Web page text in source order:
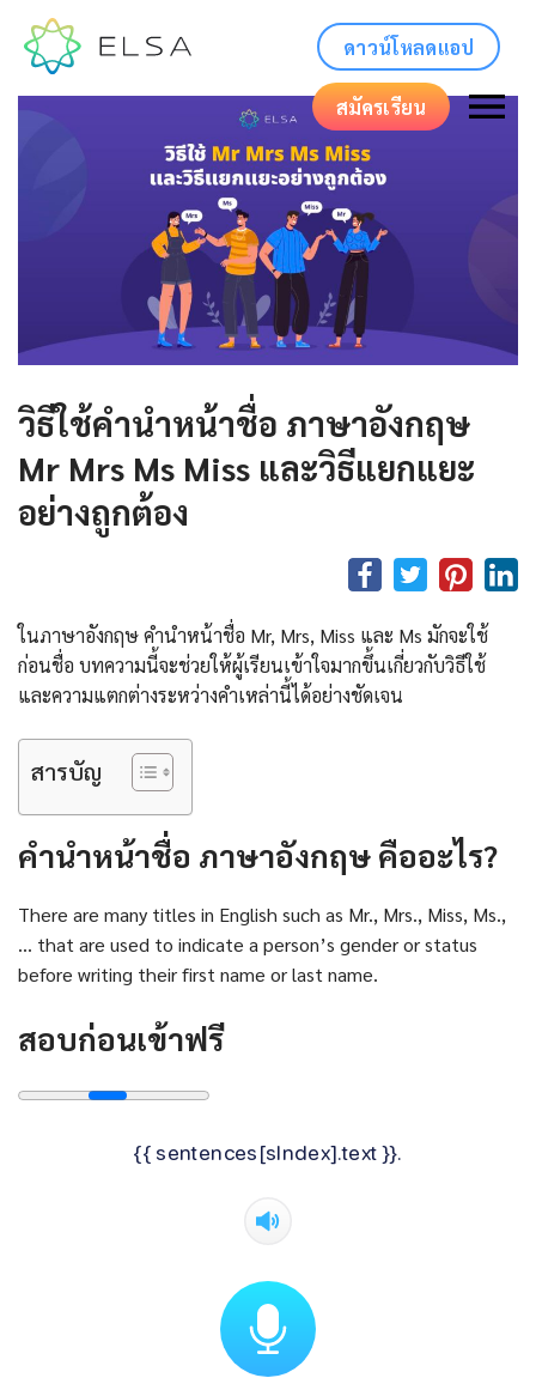
ดาวน์โหลดแอป
สมัครเรียน
วิธีใช้คํานําหน้าชื่อ ภาษาอังกฤษ
Mr Mrs Ms Miss และวิธีแยกแยะ
อย่างถูกต้อง
ในภาษาอังกฤษ คํานําหน้าชื่อ Mr, Mrs, Miss และ Ms มักจะใช้
ก่อนชื่อ บทความนี้จะช่วยให้ผู้เรียนเข้าใจมากขึ้นเกี่ยวกับวิธีใช้
และความแตกต่างระหว่างคำเหล่านี้ได้อย่างชัดเจน
สารบัญ
คํานําหน้าชื่อ ภาษาอังกฤษ คืออะไร?
There are many titles in English such as Mr., Mrs., Miss, Ms.,
… that are used to indicate a person’s gender or status
before writing their first name or last name.
สอบก่อนเข้าฟรี
{{ sentences[sIndex].text }}.